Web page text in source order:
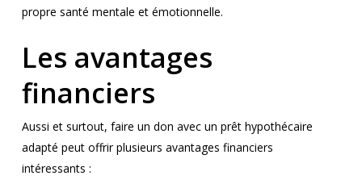
propre santé mentale et émotionnelle.
Les avantages
financiers
Aussi et surtout, faire un don avec un prêt hypothécaire
adapté peut offrir plusieurs avantages financiers
intéressants :